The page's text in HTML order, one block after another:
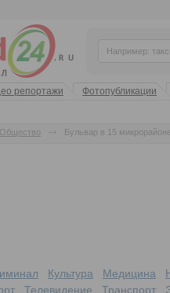
репортажи Фотопубликации
Общество Бульвар в 15
Культура Медицина
Телевидение Транспорт